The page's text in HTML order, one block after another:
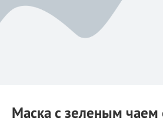
Маска с зеленым чаем